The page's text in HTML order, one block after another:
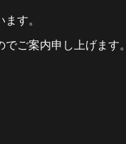
す。
ご案内申し上げます。